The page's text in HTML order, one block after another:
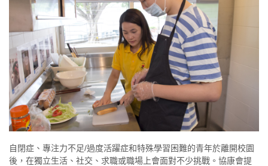
自閉症、專注力不足/過度活躍症和特殊學習困難的青年於離開校園
後，在獨立生活、社交、求職或職場上會面對不少挑戰。協康會提